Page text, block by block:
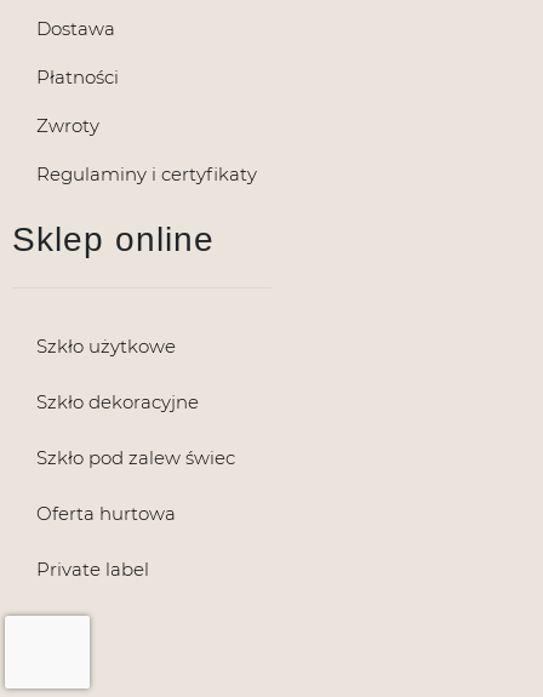
Dostawa
Płatności
Zwroty
Regulaminy i certyfikaty
Sklep online
Szkło użytkowe
Szkło dekoracyjne
Szkło pod zalew świec
Oferta hurtowa
Private label